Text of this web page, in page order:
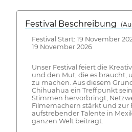
Festival Beschreibung
Festival Start: 19 November
19 November 2026
Unser Festival feiert die
und den Mut, die es braucht,
zu machen. Aus diesem
Chihuahua ein Treffpunkt
Stimmen hervorbringt,
Filmemachern stärkt und zur
aufstrebender Talente in
ganzen Welt beiträgt.